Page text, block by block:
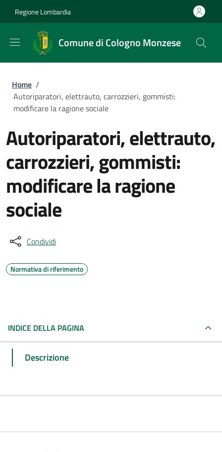
Regione Lombardia
Comune di Cologno Monzese
Briciole di pane
Home /
Autoriparatori, elettrauto, carrozzieri, gommisti:
modificare la ragione sociale
Autoriparatori, elettrauto,
carrozzieri, gommisti:
modificare la ragione
sociale
Condividi
Normativa di riferimento
INDICE DELLA PAGINA
Descrizione